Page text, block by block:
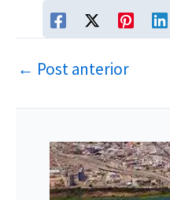
← Post anterior